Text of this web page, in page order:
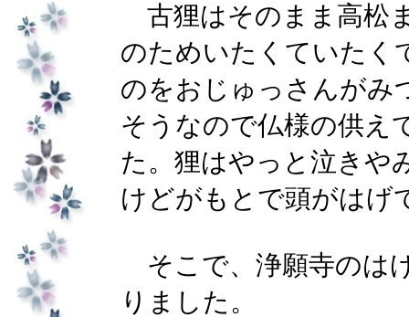
古狸はそのまま高松
のためいたくていたく
のをおじゅっさんがみ
そうなので仏様の供え
た。狸はやっと泣きや
けどがもとで頭がはげ
そこで、浄願寺のは
りました。